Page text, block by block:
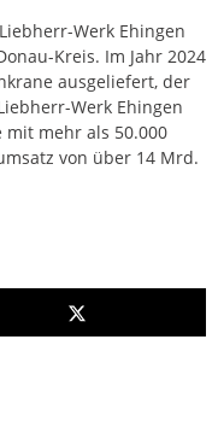
Werk Ehingen
Kreis. Im Jahr 2024
ausgeliefert, der
Werk Ehingen
mehr als 50.000
von über 14 Mrd.